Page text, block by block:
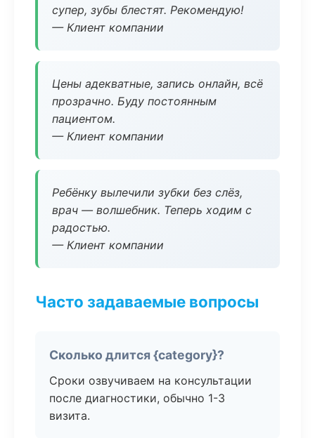
супер, зубы блестят. Рекомендую!
— Клиент компании
Цены адекватные, запись онлайн, всё
прозрачно. Буду постоянным
пациентом.
— Клиент компании
Ребёнку вылечили зубки без слёз,
врач — волшебник. Теперь ходим с
радостью.
— Клиент компании
Часто задаваемые вопросы
Сколько длится {category}?
Сроки озвучиваем на консультации
после диагностики, обычно 1-3
визита.